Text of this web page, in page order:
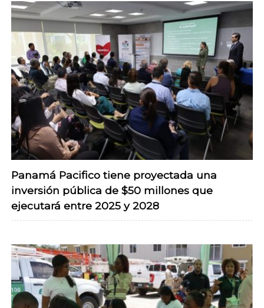
Panamá Pacifico tiene proyectada una
inversión pública de $50 millones que
ejecutará entre 2025 y 2028